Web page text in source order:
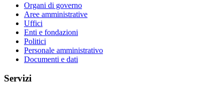
Organi di governo
Aree amministrative
Uffici
Enti e fondazioni
Politici
Personale amministrativo
Documenti e dati
Servizi